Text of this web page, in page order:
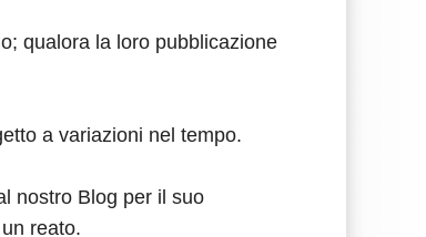
qualora la loro pubblicazione
a variazioni nel tempo.
nostro Blog per il suo
reato.